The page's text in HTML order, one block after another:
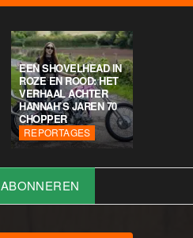
EEN SHOVELHEAD IN
ROZE EN ROOD: HET
VERHAAL ACHTER
HANNAH’S JAREN 70
CHOPPER
REPORTAGES
ABONNEREN